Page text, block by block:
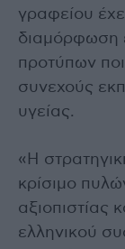
γραφείου
διαμόρφωση
προτύπων
συνεχούς
υγείας.
«Η
κρίσιμο
αξιοπιστίας
ελληνικού